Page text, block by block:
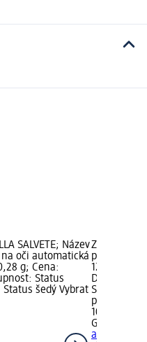
SALVETE; Název
oči automatická
g; Cena:
Status
šedý Vybrat
Značka:
produktu:
12 blue,
Skladem,
prodejnu
109,00 Kč
GABRIELLA